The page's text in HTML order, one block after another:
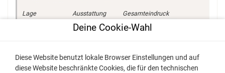
Lage Ausstattung Gesamteindruck
Paar
Deine Cookie-Wahl
Diese Website benutzt lokale Browser Einstellungen und auf
diese Website beschränkte Cookies, die für den technischen